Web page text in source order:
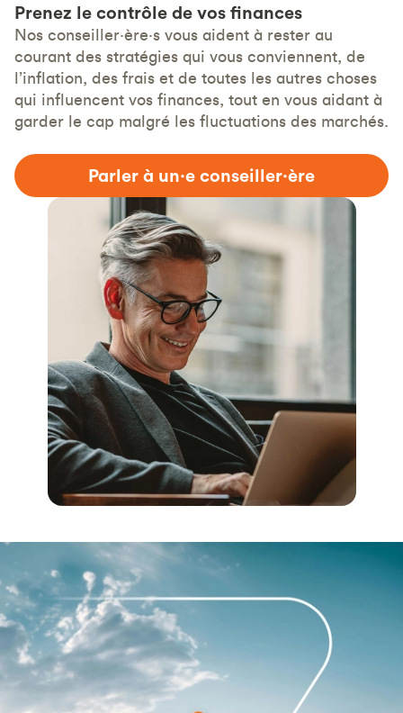
Prenez le contrôle de vos finances
Nos conseiller·ère·s vous aident à rester au
courant des stratégies qui vous conviennent, de
l’inflation, des frais et de toutes les autres choses
qui influencent vos finances, tout en vous aidant à
garder le cap malgré les fluctuations des marchés.
Parler à un·e conseiller·ère